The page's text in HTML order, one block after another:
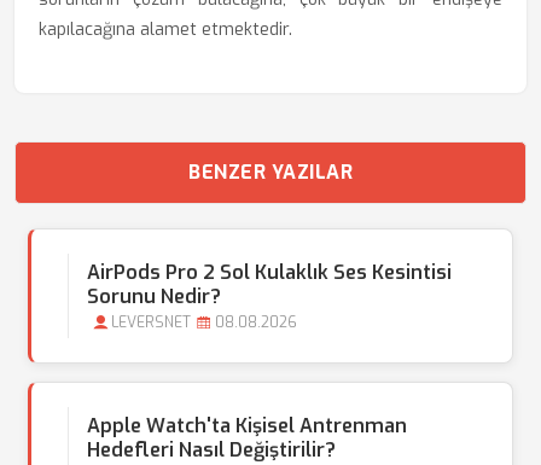
kapılacağına alamet etmektedir.
BENZER YAZILAR
AirPods Pro 2 Sol Kulaklık Ses Kesintisi
Sorunu Nedir?
LEVERSNET 08.08.2026
Apple Watch'ta Kişisel Antrenman
Hedefleri Nasıl Değiştirilir?